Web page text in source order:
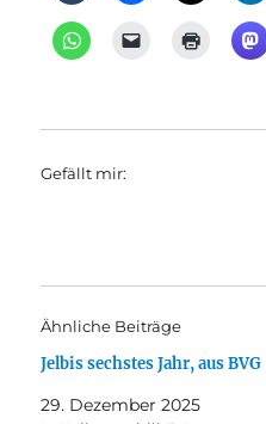
Gefällt mir:
Ähnliche Beiträge
Jelbis sechstes Jahr, aus BVG
29. Dezember 2025